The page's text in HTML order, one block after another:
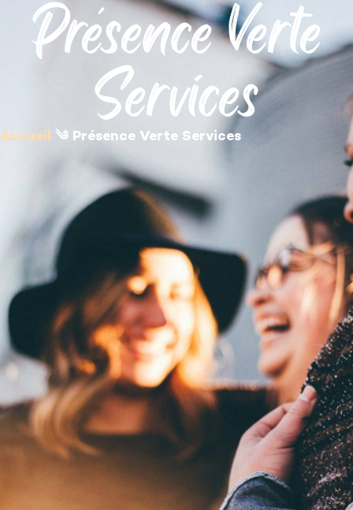
principalPrésence Verte
Services
Accueil ༄ Présence Verte Services